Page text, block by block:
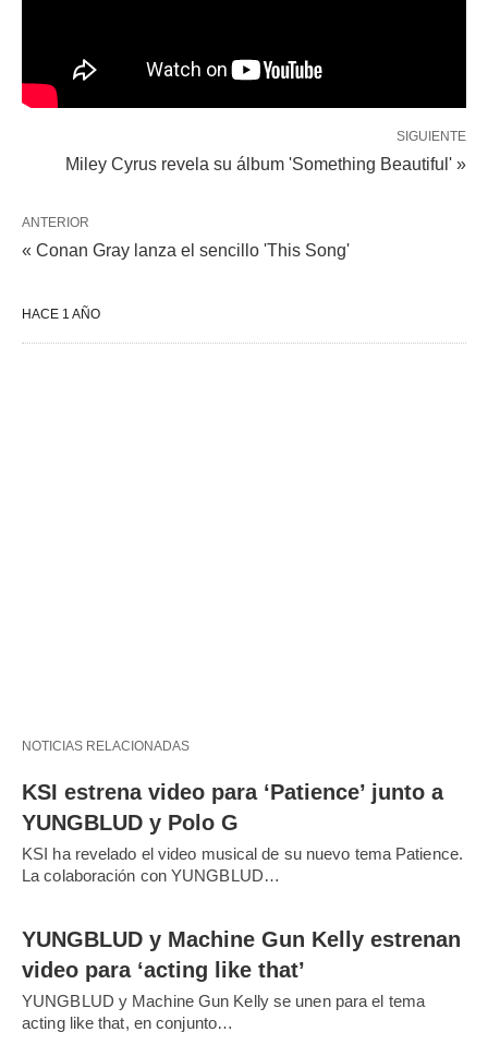
SIGUIENTE
Miley Cyrus revela su álbum 'Something Beautiful' »
ANTERIOR
« Conan Gray lanza el sencillo 'This Song'
HACE 1 AÑO
NOTICIAS RELACIONADAS
KSI estrena video para ‘Patience’ junto a
YUNGBLUD y Polo G
KSI ha revelado el video musical de su nuevo tema Patience.
La colaboración con YUNGBLUD…
YUNGBLUD y Machine Gun Kelly estrenan
video para ‘acting like that’
YUNGBLUD y Machine Gun Kelly se unen para el tema
acting like that, en conjunto…